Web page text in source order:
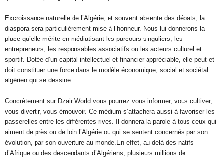
Excroissance naturelle de l’Algérie, et souvent absente des débats, la
diaspora sera particulièrement mise à l’honneur. Nous lui donnerons la
place qu’elle mérite en médiatisant les parcours singuliers, les
entrepreneurs, les responsables associatifs ou les acteurs culturel et
sportif. Dotée d’un capital intellectuel et financier appréciable, elle peut et
doit constituer une force dans le modèle économique, social et sociétal
algérien qui se dessine.
Concrètement sur Dzair World vous pourrez vous informer, vous cultiver,
vous divertir, vous émouvoir. Ce médium s’attachera aussi à favoriser les
passerelles entre les différentes rives. Il donnera la parole à tous ceux qui
aiment de près ou de loin l’Algérie ou qui se sentent concernés par son
évolution, par son ouverture au monde.En effet, au-delà des natifs
d’Afrique ou des descendants d’Algériens, plusieurs millions de